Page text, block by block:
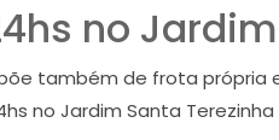
no
também de frota
no Jardim Santa